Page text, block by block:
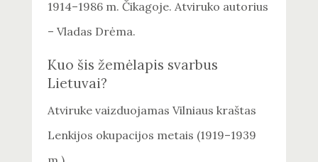
1914–1986 m. Čikagoje. Atviruko autorius
– Vladas Drėma.
Kuo šis žemėlapis svarbus
Lietuvai?
Atviruke vaizduojamas Vilniaus kraštas
Lenkijos okupacijos metais (1919–1939